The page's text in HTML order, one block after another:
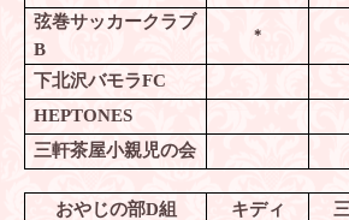
弦巻サッカークラブ
B
＊
下北沢バモラFC
HEPTONES
三軒茶屋小親児の会
おやじの部D組 キディ